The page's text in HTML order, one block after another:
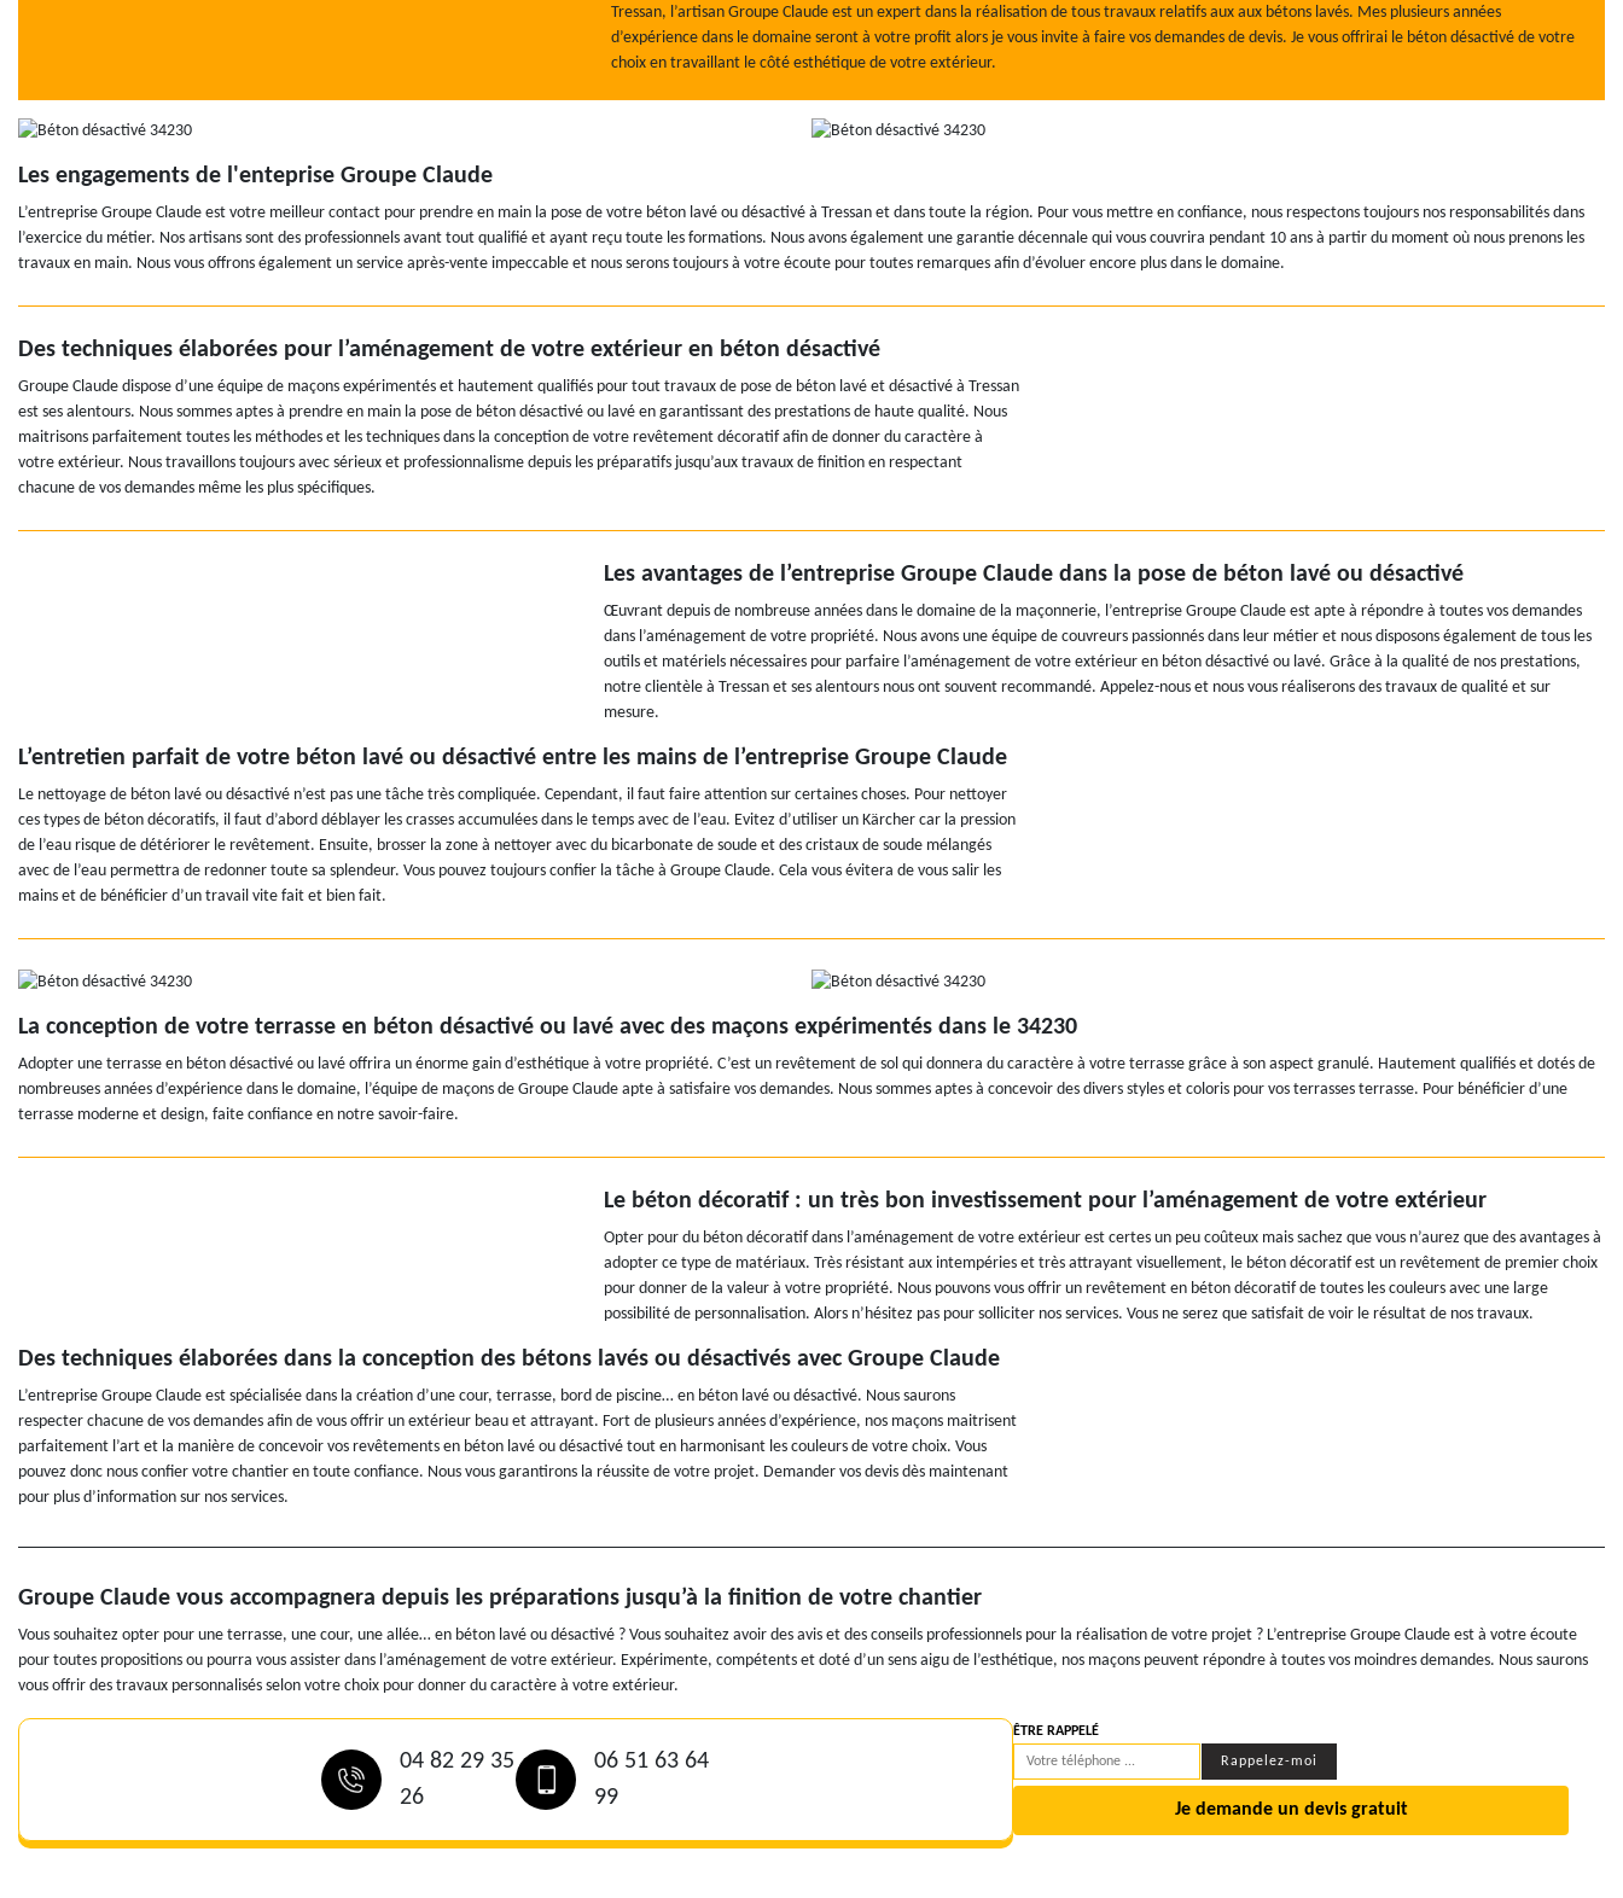
Tressan, l’artisan Groupe Claude est un expert dans la réalisation de tous travaux relatifs aux aux bétons lavés. Mes plusieurs années
d’expérience dans le domaine seront à votre profit alors je vous invite à faire vos demandes de devis. Je vous offrirai le béton désactivé de votre
choix en travaillant le côté esthétique de votre extérieur.
Les engagements de l'enteprise Groupe Claude
L’entreprise Groupe Claude est votre meilleur contact pour prendre en main la pose de votre béton lavé ou désactivé à Tressan et dans toute la région. Pour vous mettre en confiance, nous respectons toujours nos responsabilités dans
l’exercice du métier. Nos artisans sont des professionnels avant tout qualifié et ayant reçu toute les formations. Nous avons également une garantie décennale qui vous couvrira pendant 10 ans à partir du moment où nous prenons les
travaux en main. Nous vous offrons également un service après-vente impeccable et nous serons toujours à votre écoute pour toutes remarques afin d’évoluer encore plus dans le domaine.
Des techniques élaborées pour l’aménagement de votre extérieur en béton désactivé
Groupe Claude dispose d’une équipe de maçons expérimentés et hautement qualifiés pour tout travaux de pose de béton lavé et désactivé à Tressan
est ses alentours. Nous sommes aptes à prendre en main la pose de béton désactivé ou lavé en garantissant des prestations de haute qualité. Nous
maitrisons parfaitement toutes les méthodes et les techniques dans la conception de votre revêtement décoratif afin de donner du caractère à
votre extérieur. Nous travaillons toujours avec sérieux et professionnalisme depuis les préparatifs jusqu’aux travaux de finition en respectant
chacune de vos demandes même les plus spécifiques.
Les avantages de l’entreprise Groupe Claude dans la pose de béton lavé ou désactivé
Œuvrant depuis de nombreuse années dans le domaine de la maçonnerie, l’entreprise Groupe Claude est apte à répondre à toutes vos demandes
dans l’aménagement de votre propriété. Nous avons une équipe de couvreurs passionnés dans leur métier et nous disposons également de tous les
outils et matériels nécessaires pour parfaire l’aménagement de votre extérieur en béton désactivé ou lavé. Grâce à la qualité de nos prestations,
notre clientèle à Tressan et ses alentours nous ont souvent recommandé. Appelez-nous et nous vous réaliserons des travaux de qualité et sur
mesure.
L’entretien parfait de votre béton lavé ou désactivé entre les mains de l’entreprise Groupe Claude
Le nettoyage de béton lavé ou désactivé n’est pas une tâche très compliquée. Cependant, il faut faire attention sur certaines choses. Pour nettoyer
ces types de béton décoratifs, il faut d’abord déblayer les crasses accumulées dans le temps avec de l’eau. Evitez d’utiliser un Kärcher car la pression
de l’eau risque de détériorer le revêtement. Ensuite, brosser la zone à nettoyer avec du bicarbonate de soude et des cristaux de soude mélangés
avec de l’eau permettra de redonner toute sa splendeur. Vous pouvez toujours confier la tâche à Groupe Claude. Cela vous évitera de vous salir les
mains et de bénéficier d’un travail vite fait et bien fait.
La conception de votre terrasse en béton désactivé ou lavé avec des maçons expérimentés dans le 34230
Adopter une terrasse en béton désactivé ou lavé offrira un énorme gain d’esthétique à votre propriété. C’est un revêtement de sol qui donnera du caractère à votre terrasse grâce à son aspect granulé. Hautement qualifiés et dotés de
nombreuses années d’expérience dans le domaine, l’équipe de maçons de Groupe Claude apte à satisfaire vos demandes. Nous sommes aptes à concevoir des divers styles et coloris pour vos terrasses terrasse. Pour bénéficier d’une
terrasse moderne et design, faite confiance en notre savoir-faire.
Le béton décoratif : un très bon investissement pour l’aménagement de votre extérieur
Opter pour du béton décoratif dans l’aménagement de votre extérieur est certes un peu coûteux mais sachez que vous n’aurez que des avantages à
adopter ce type de matériaux. Très résistant aux intempéries et très attrayant visuellement, le béton décoratif est un revêtement de premier choix
pour donner de la valeur à votre propriété. Nous pouvons vous offrir un revêtement en béton décoratif de toutes les couleurs avec une large
possibilité de personnalisation. Alors n’hésitez pas pour solliciter nos services. Vous ne serez que satisfait de voir le résultat de nos travaux.
Des techniques élaborées dans la conception des bétons lavés ou désactivés avec Groupe Claude
L’entreprise Groupe Claude est spécialisée dans la création d’une cour, terrasse, bord de piscine… en béton lavé ou désactivé. Nous saurons
respecter chacune de vos demandes afin de vous offrir un extérieur beau et attrayant. Fort de plusieurs années d’expérience, nos maçons maitrisent
parfaitement l’art et la manière de concevoir vos revêtements en béton lavé ou désactivé tout en harmonisant les couleurs de votre choix. Vous
pouvez donc nous confier votre chantier en toute confiance. Nous vous garantirons la réussite de votre projet. Demander vos devis dès maintenant
pour plus d’information sur nos services.
Groupe Claude vous accompagnera depuis les préparations jusqu’à la finition de votre chantier
Vous souhaitez opter pour une terrasse, une cour, une allée… en béton lavé ou désactivé ? Vous souhaitez avoir des avis et des conseils professionnels pour la réalisation de votre projet ? L’entreprise Groupe Claude est à votre écoute
pour toutes propositions ou pourra vous assister dans l’aménagement de votre extérieur. Expérimente, compétents et doté d’un sens aigu de l’esthétique, nos maçons peuvent répondre à toutes vos moindres demandes. Nous saurons
vous offrir des travaux personnalisés selon votre choix pour donner du caractère à votre extérieur.
04 82 29 35
26
06 51 63 64
99
ÊTRE RAPPELÉ
Je demande un devis gratuit